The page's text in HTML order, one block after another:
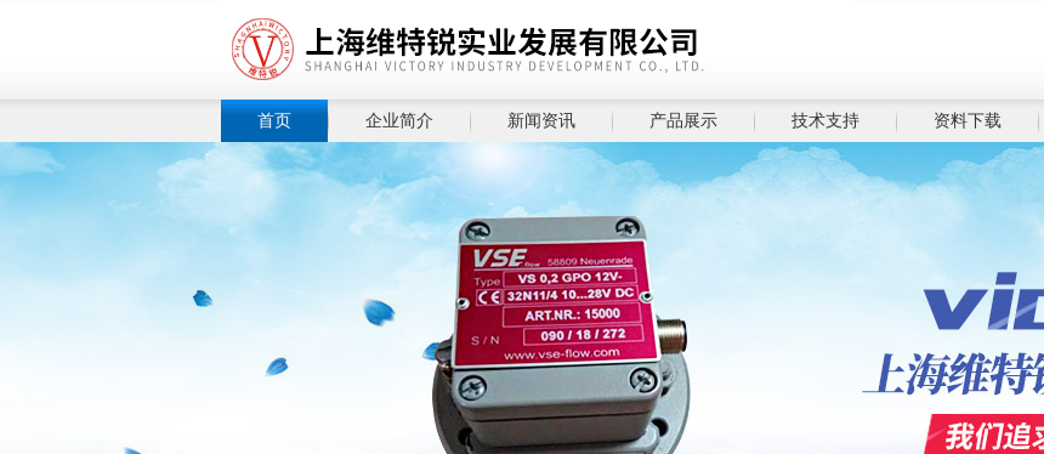
首页 企业简介 新闻资讯 产品展示 技术支持 资料下载